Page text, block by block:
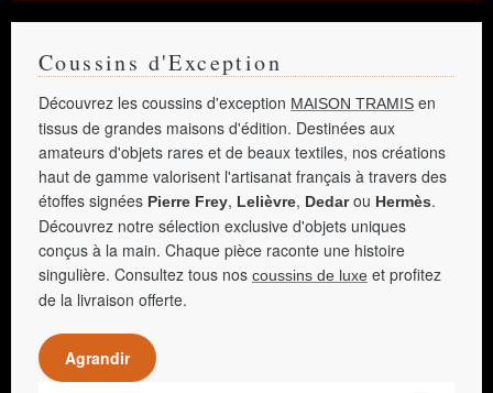
Coussins d'Exception
Découvrez les coussins d'exception MAISON TRAMIS en
tissus de grandes maisons d'édition. Destinées aux
amateurs d'objets rares et de beaux textiles, nos créations
haut de gamme valorisent l'artisanat français à travers des
étoffes signées Pierre Frey, Lelièvre, Dedarou Hermès.
Découvrez notre sélection exclusive d'objets uniques
conçus à la main. Chaque pièce raconte une histoire
singulière. Consultez tous nos coussins de luxe et profitez
de la livraison offerte.
Agrandir